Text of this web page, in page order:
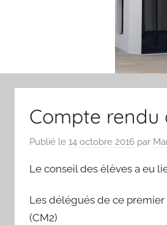
Compte rendu
Publié le 14 octobre 2016 par
Le conseil des élèves a eu
Les délégués de ce premier
(CM2)